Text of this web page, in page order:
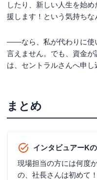
したり、新しい人生を始
援します！という気持ちな
――なら、私が代わりに使
言えません。でも、資金
は、セントラルさんへ申し
まとめ
インタビュアーK
現場担当の方には何度
の、社長さんは初めて！